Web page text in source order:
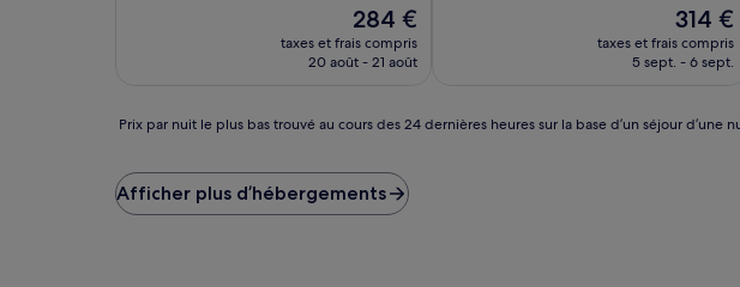
Le
nouveau
prix
284 €
284 €
taxes et frais compris
20 août - 21 août
Le
nouveau
prix
314 €
314 €
taxes et frais compris
5 sept. - 6 sept.
Prix
le
plus
Prix par nuit le plus bas trouvé au cours des 24 dernières heures sur la base d’un séjour
Afficher plus d’hébergements